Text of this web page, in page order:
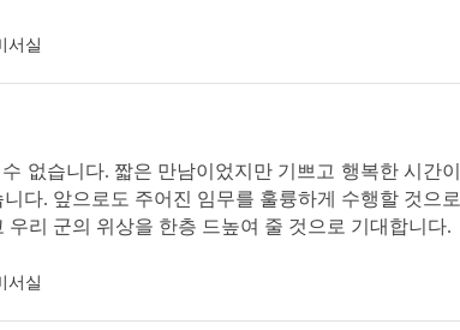
서실
없습니다. 짧은 만남이었지만 기쁘고 행복한 시간이
다. 앞으로도 주어진 임무를 훌륭하게 수행할 것으로
리 군의 위상을 한층 드높여 줄 것으로 기대합니다.
서실